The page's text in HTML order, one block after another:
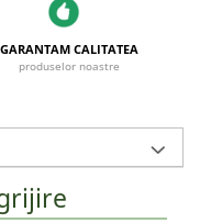
GARANTAM CALITATEA
produselor noastre